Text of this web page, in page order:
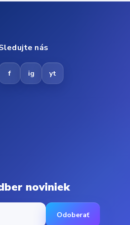
nás
f ig yt
noviniek
Odoberať